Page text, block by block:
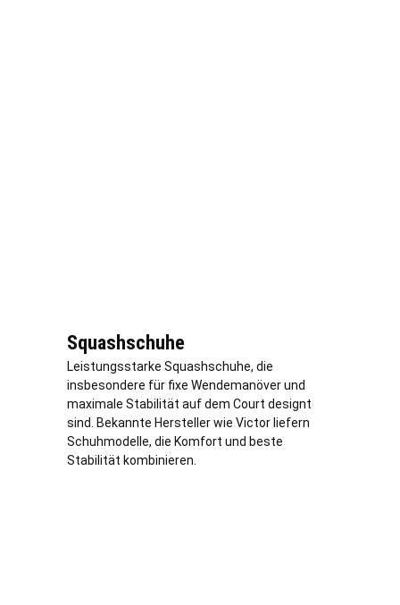
Squashschuhe
Leistungsstarke Squashschuhe, die
insbesondere für fixe Wendemanöver und
maximale Stabilität auf dem Court designt
sind. Bekannte Hersteller wie Victor liefern
Schuhmodelle, die Komfort und beste
Stabilität kombinieren.